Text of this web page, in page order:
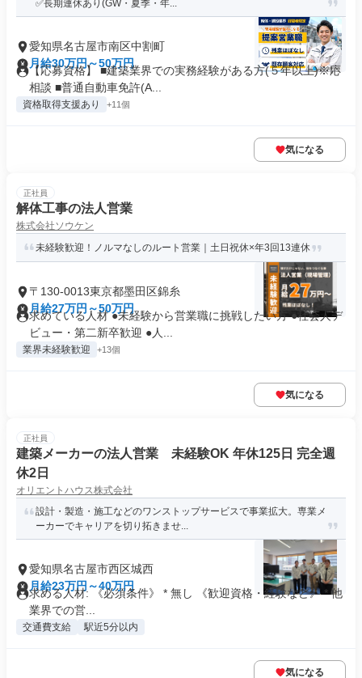
✅長期連休あり(GW・夏季・年...
愛知県名古屋市南区中割町
月給30万円～50万円
【応募資格】 ■建築業界での実務経験がある方(５年以上)※応
相談 ■普通自動車免許(A...
資格取得支援あり +11個
気になる
正社員
解体工事の法人営業
株式会社ソウケン
未経験歓迎！ノルマなしのルート営業｜土日祝休×年3回13連休
〒130-0013東京都墨田区錦糸
月給27万円～50万円
求めている人材 ●未経験から営業職に挑戦したい方 ●社会人デ
ビュー・第二新卒歓迎 ●人...
業界未経験歓迎 +13個
気になる
正社員
建築メーカーの法人営業 未経験OK 年休125日 完全週
休2日
オリエントハウス株式会社
設計・製造・施工などのワンストップサービスで事業拡大。専業メ
ーカーでキャリアを切り拓きませ...
愛知県名古屋市西区城西
月給23万円～40万円
求める人材: 《必須条件》 * 無し 《歓迎資格・経験など》 * 他
業界での営...
交通費支給 駅近5分以内
気になる